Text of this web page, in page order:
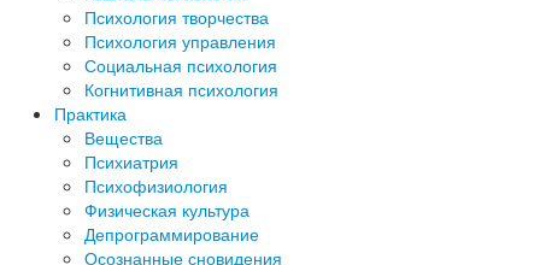
Психология творчества
Психология управления
Социальная психология
Когнитивная психология
Практика
Вещества
Психиатрия
Психофизиология
Физическая культура
Депрограммирование
Осознанные сновидения